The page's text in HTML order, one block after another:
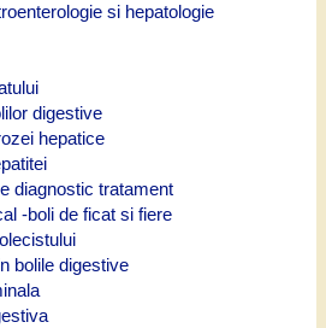
si hepatologie
digestive
hepatice
diagnostic tratament
-boli de ficat si fiere
bolile digestive